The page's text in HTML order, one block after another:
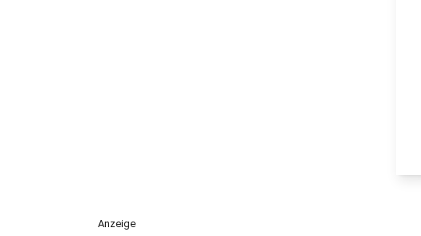
Anzeige